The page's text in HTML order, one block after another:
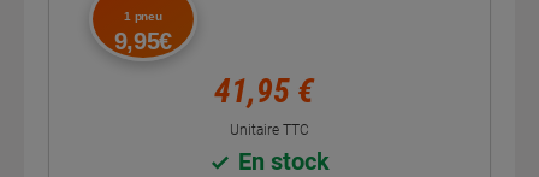
1 pneu
9,95€
41,95 €
Unitaire TTC
En stock